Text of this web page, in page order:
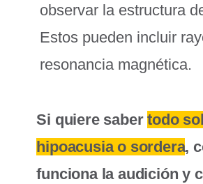
observar la estructura
Estos pueden incluir
resonancia magnética.
Si quiere sabertodo
hipoacusia o sordera,
funciona la audición y